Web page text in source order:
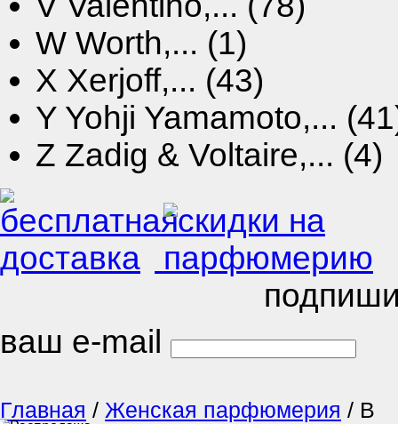
W Worth,... (1)
X Xerjoff,... (43)
Y Yohji Yamamoto,...
Z Zadig & Voltaire,... (4)
ваш e-mail
Главная / Женская парфюмерия / B